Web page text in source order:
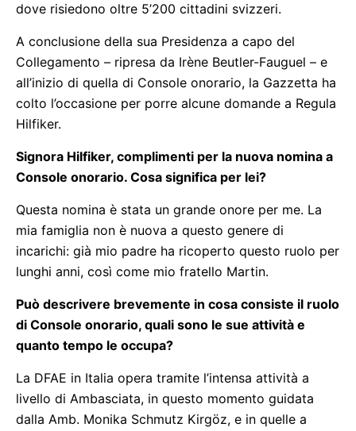
dove risiedono oltre 5’200 cittadini svizzeri.
A conclusione della sua Presidenza a capo del
Collegamento – ripresa da Irène Beutler-Fauguel – e
all’inizio di quella di Console onorario, la Gazzetta ha
colto l’occasione per porre alcune domande a Regula
Hilfiker.
Signora Hilfiker, complimenti per la nuova nomina a
Console onorario. Cosa significa per lei?
Questa nomina è stata un grande onore per me. La
mia famiglia non è nuova a questo genere di
incarichi: già mio padre ha ricoperto questo ruolo per
lunghi anni, così come mio fratello Martin.
Può descrivere brevemente in cosa consiste il ruolo
di Console onorario, quali sono le sue attività e
quanto tempo le occupa?
La DFAE in Italia opera tramite l’intensa attività a
livello di Ambasciata, in questo momento guidata
dalla Amb. Monika Schmutz Kirgöz, e in quelle a